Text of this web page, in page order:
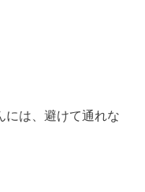
には、避けて通れな